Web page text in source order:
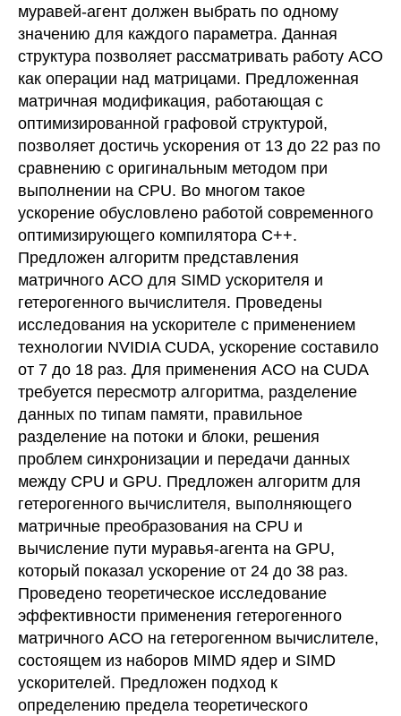
муравей-агент должен выбрать по одному
значению для каждого параметра. Данная
структура позволяет рассматривать работу ACO
как операции над матрицами. Предложенная
матричная модификация, работающая с
оптимизированной графовой структурой,
позволяет достичь ускорения от 13 до 22 раз по
сравнению с оригинальным методом при
выполнении на CPU. Во многом такое
ускорение обусловлено работой современного
оптимизирующего компилятора C++.
Предложен алгоритм представления
матричного ACO для SIMD ускорителя и
гетерогенного вычислителя. Проведены
исследования на ускорителе с применением
технологии NVIDIA CUDA, ускорение составило
от 7 до 18 раз. Для применения ACO на CUDA
требуется пересмотр алгоритма, разделение
данных по типам памяти, правильное
разделение на потоки и блоки, решения
проблем синхронизации и передачи данных
между CPU и GPU. Предложен алгоритм для
гетерогенного вычислителя, выполняющего
матричные преобразования на CPU и
вычисление пути муравья-агента на GPU,
который показал ускорение от 24 до 38 раз.
Проведено теоретическое исследование
эффективности применения гетерогенного
матричного ACO на гетерогенном вычислителе,
состоящем из наборов MIMD ядер и SIMD
ускорителей. Предложен подход к
определению предела теоретического